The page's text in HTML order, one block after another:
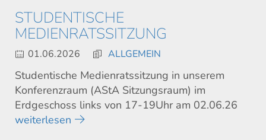
STUDENTISCHE
MEDIENRATSSITZUNG
01.06.2026 ALLGEMEIN
Studentische Medienratssitzung in unserem
Konferenzraum (AStA Sitzungsraum) im
Erdgeschoss links von 17-19Uhr am 02.06.26
weiterlesen